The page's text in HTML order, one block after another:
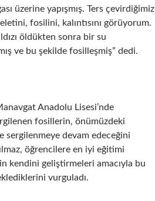
üzerine yapışmış. Ters çevirdiğimiz
fosilini, kalıntısını görüyorum.
öldükten sonra bir su
ve bu şekilde fosilleşmiş” dedi.
Anadolu Lisesi’nde
fosillerin, önümüzdeki
sergilenmeye devam edeceğini
öğrencilere en iyi eğitimi
kendini geliştirmeleri amacıyla bu
vurguladı.